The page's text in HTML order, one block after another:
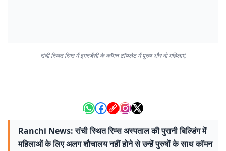
रांची स्थित रिम्स में इमरजेंसी के कॉमन टॉयलेट में पुरुष और दो महिलाएं.
Ranchi News: रांची स्थित रिम्स अस्पताल की पुरानी बिल्डिंग में
महिलाओं के लिए अलग शौचालय नहीं होने से उन्हें पुरुषों के साथ कॉमन